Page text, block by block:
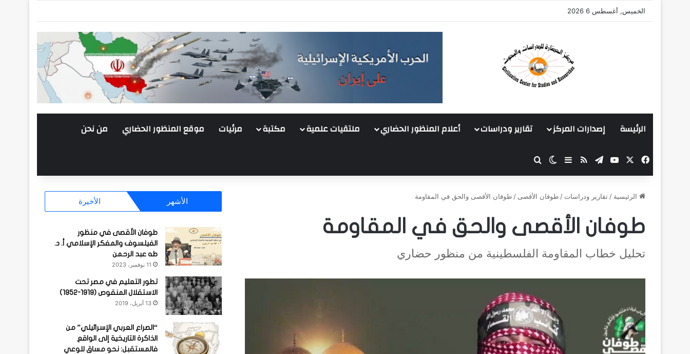
الخميس, أغسطس 6 2026
الرئيسة إصدارات المركز تقارير ودراسات أعلام المنظور الحضاري ملتقيات علمية مكتبة مرئيات موقع المنظور الحضاري من نحن
فيسبوك ‫YouTube
تيلقرامملخص الموقع RSS
إضافة عمود جانبي
الوضع المظلم
الرئيسية /تقارير ودراسات /طوفان الأقصى /طوفان الأقصى والحق في المقاومة
طوفان الأقصى والحق في المقاومة
تحليل خطاب المقاومة الفلسطينية من منظور حضاري
الأشهر الأخيرة
طوفان الأقصى في منظور
الفيلسوف والمفكر الإسلامي أ. د.
طه عبد الرحمن
11 نوفمبر، 2023
تطور التعليم في مصر تحت
الاستقلال المنقوص (1919-1952)
13 أبريل، 2019
“الصراع العربي الإسرائيلي” من
الذاكرة التاريخية إلى الواقع
فالمستقبل: نحو مساق للوعي